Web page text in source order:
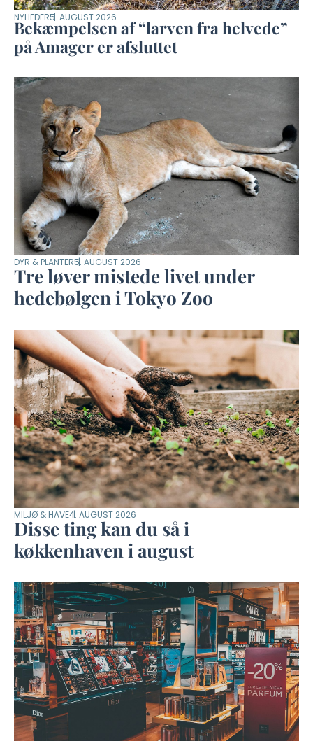
NYHEDER5. AUGUST 2026
Bekæmpelsen af “larven fra helvede”
på Amager er afsluttet
DYR & PLANTER5. AUGUST 2026
Tre løver mistede livet under
hedebølgen i Tokyo Zoo
MILJØ & HAVE4. AUGUST 2026
Disse ting kan du så i
køkkenhaven i august